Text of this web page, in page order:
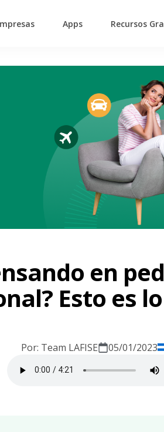
Apps Recursos
en
Esto es
Por: Team LAFISE 05/01/2023